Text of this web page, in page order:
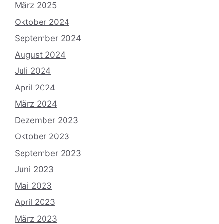
März 2025
Oktober 2024
September 2024
August 2024
Juli 2024
April 2024
März 2024
Dezember 2023
Oktober 2023
September 2023
Juni 2023
Mai 2023
April 2023
März 2023